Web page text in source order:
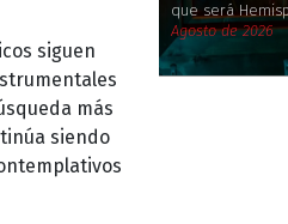
siguen
más
siendo
que será
Agosto de 2026